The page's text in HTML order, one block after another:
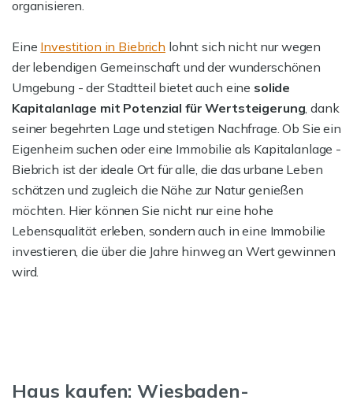
organisieren.
Eine Investition in Biebrich lohnt sich nicht nur wegen
der lebendigen Gemeinschaft und der wunderschönen
Umgebung - der Stadtteil bietet auch eine solide
Kapitalanlage mit Potenzial für Wertsteigerung, dank
seiner begehrten Lage und stetigen Nachfrage. Ob Sie ein
Eigenheim suchen oder eine Immobilie als Kapitalanlage -
Biebrich ist der ideale Ort für alle, die das urbane Leben
schätzen und zugleich die Nähe zur Natur genießen
möchten. Hier können Sie nicht nur eine hohe
Lebensqualität erleben, sondern auch in eine Immobilie
investieren, die über die Jahre hinweg an Wert gewinnen
wird.
Haus kaufen: Wiesbaden-